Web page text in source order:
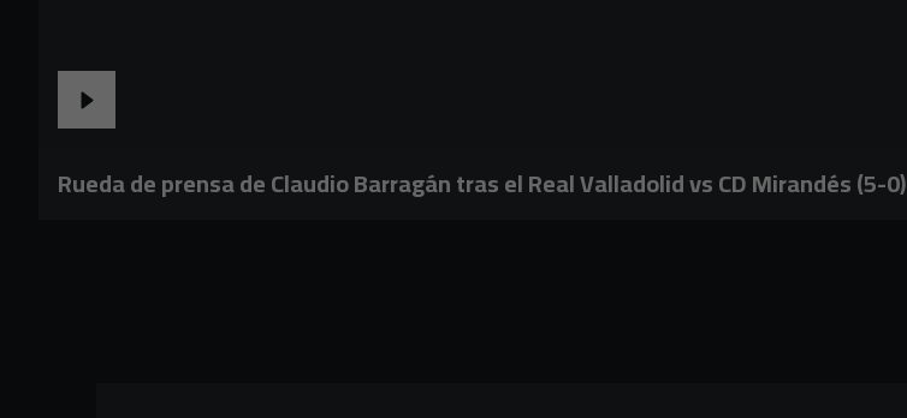
Rueda de prensa de Claudio Barragán tras el Real Valladolid vs CD Mirandés (5-0)